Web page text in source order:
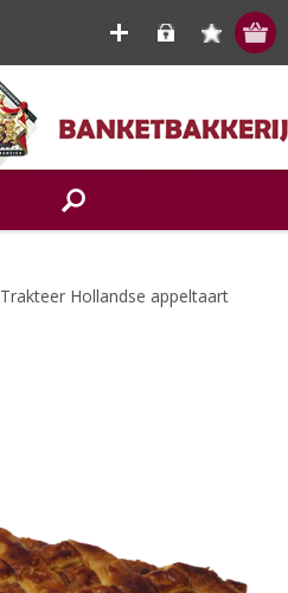
Trakteer Hollandse appeltaart